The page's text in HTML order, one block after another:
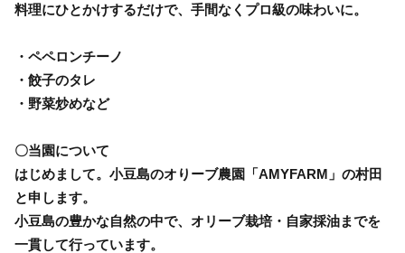
料理にひとかけするだけで、手間なくプロ級の味わいに。
・ペペロンチーノ
・餃子のタレ
・野菜炒めなど
〇当園について
はじめまして。小豆島のオりーブ農園「AMYFARM」の村田
と申します。
小豆島の豊かな自然の中で、オリーブ栽培・自家採油までを
一貫して行っています。